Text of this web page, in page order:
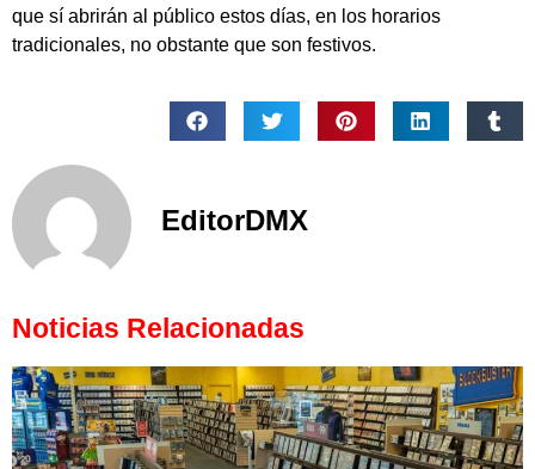
que sí abrirán al público estos días, en los horarios
tradicionales, no obstante que son festivos.
EditorDMX
Noticias Relacionadas